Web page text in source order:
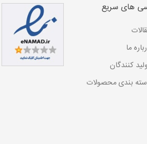
های سریع
ما
کنندگان
بندی محصولات